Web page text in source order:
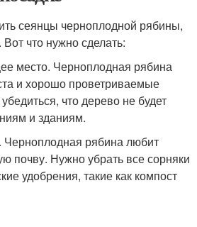
сеянцы черноплодной рябины,
что нужно сделать:
место. Черноплодная рябина
и хорошо проветриваемые
что дерево не будет
и зданиям.
Черноплодная рябина любит
почву. Нужно убрать все сорняки
удобрения, такие как компост